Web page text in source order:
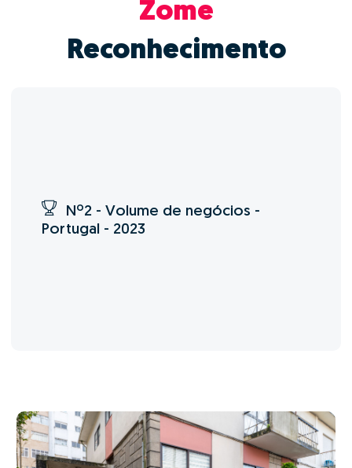
Zome
Reconhecimento
Nº2 - Volume de negócios -
Portugal - 2023